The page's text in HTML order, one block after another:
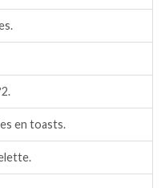
en toasts.